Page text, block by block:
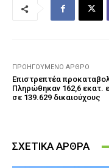
ΠΡΟΗΓΟΎΜΕΝΟ ΆΡΘΡΟ
Επιστρεπτέα
Πληρώθηκαν 162,6 εκατ.
σε 139.629 δικαιούχους
ΣΧΕΤΙΚΑ ΑΡΘΡΑ